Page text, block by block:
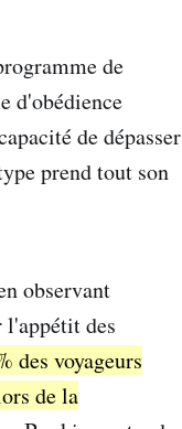
de
d'obédience
de dépasser
prend tout son
observant
l'appétit des
des voyageurs
de la